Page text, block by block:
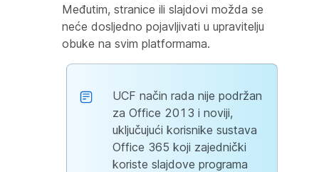
Međutim, stranice ili slajdovi možda se
neće dosljedno pojavljivati u upravitelju
obuke na svim platformama.
UCF način rada nije podržan
za Office 2013 i noviji,
uključujući korisnike sustava
Office 365 koji zajednički
koriste slajdove programa